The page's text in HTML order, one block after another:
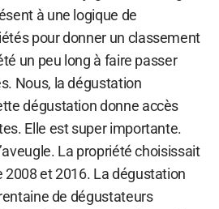
à une logique de
pour donner un classement
un peu long à faire passer
Nous, la dégustation
dégustation donne accès
Elle est super importante.
La propriété choisissait
et 2016. La dégustation
de dégustateurs